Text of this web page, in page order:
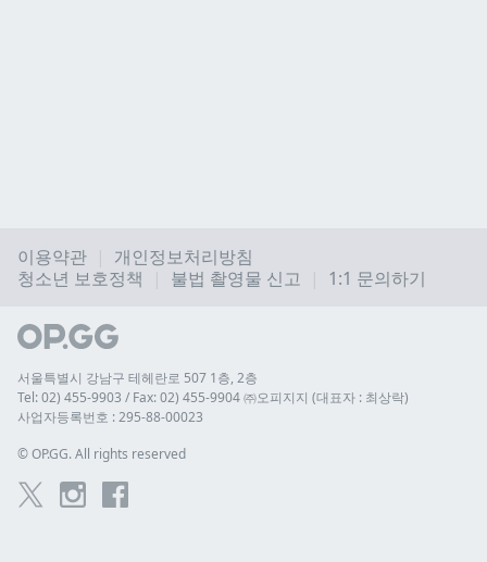
이용약관
개인정보처리방침
청소년 보호정책
불법 촬영물 신고 1:1 문의하기
서울특별시 강남구 테헤란로 507 1층, 2층
Tel: 02) 455-9903 / Fax: 02) 455-9904 ㈜오피지지 (대표자 : 최상락)
사업자등록번호 : 295-88-00023
© OP.GG. All rights reserved